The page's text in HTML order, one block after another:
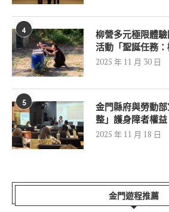
4
柳營多元極限體
活動「聖誕任務：
2025 年 11 月 30 日
5
金門縣府與勞動
整」護身障者權益
2025 年 11 月 18 日
金門遊程推薦